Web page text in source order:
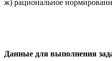
ж) рациональное
Данные для выполнения